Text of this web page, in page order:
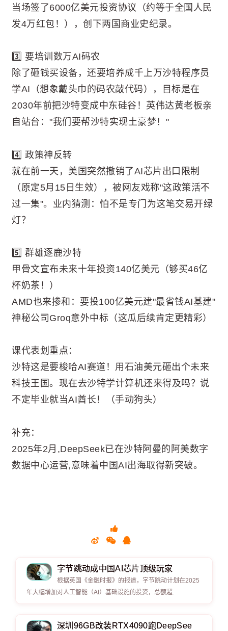
当场签了6000亿美元投资协议（约等于全国人民
发4万红包！），创下两国商业史纪录。
3️⃣ 要培训数万AI码农
除了砸钱买设备，还要培养成千上万沙特程序员
学AI（想象戴头巾的码农敲代码），目标是在
2030年前把沙特变成中东硅谷！英伟达黄老板亲
自站台："我们要帮沙特实现土豪梦！"
4️⃣ 政策神反转
就在前一天，美国突然撤销了AI芯片出口限制
（原定5月15日生效），被网友戏称"这政策活不
过一集"。业内猜测：怕不是专门为这笔交易开绿
灯？
5️⃣ 群雄逐鹿沙特
甲骨文宣布未来十年投资140亿美元（够买46亿
杯奶茶！）
AMD也来掺和：要投100亿美元建"最省钱AI基建"
神秘公司Groq意外中标（这瓜后续肯定更精彩）
课代表划重点：
沙特这是要梭哈AI赛道！用石油美元砸出个未来
科技王国。现在去沙特学计算机还来得及吗？说
不定毕业就当AI酋长！（手动狗头）
补充：
2025年2月,DeepSeek已在沙特阿曼的阿美数字
数据中心运营,意味着中国AI出海取得新突破。
字节跳动成中国AI芯片顶级玩家
根据英国《金融时报》的报道，字节跳动计划在2025
年大幅增加对人工智能（AI）基础设施的投资，总额超.
深圳96GB改装RTX4090跑DeepSee